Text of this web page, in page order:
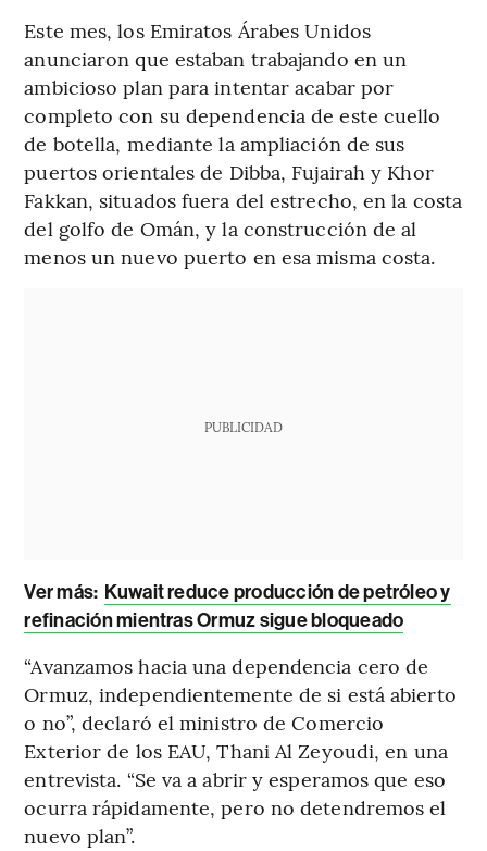
Este mes, los Emiratos Árabes Unidos
anunciaron que estaban trabajando en un
ambicioso plan para intentar acabar por
completo con su dependencia de este cuello
de botella, mediante la ampliación de sus
puertos orientales de Dibba, Fujairah y Khor
Fakkan, situados fuera del estrecho, en la costa
del golfo de Omán, y la construcción de al
menos un nuevo puerto en esa misma costa.
PUBLICIDAD
Ver más: Kuwait reduce producción de petróleo y
refinación mientras Ormuz sigue bloqueado
“Avanzamos hacia una dependencia cero de
Ormuz, independientemente de si está abierto
o no”, declaró el ministro de Comercio
Exterior de los EAU, Thani Al Zeyoudi, en una
entrevista. “Se va a abrir y esperamos que eso
ocurra rápidamente, pero no detendremos el
nuevo plan”.